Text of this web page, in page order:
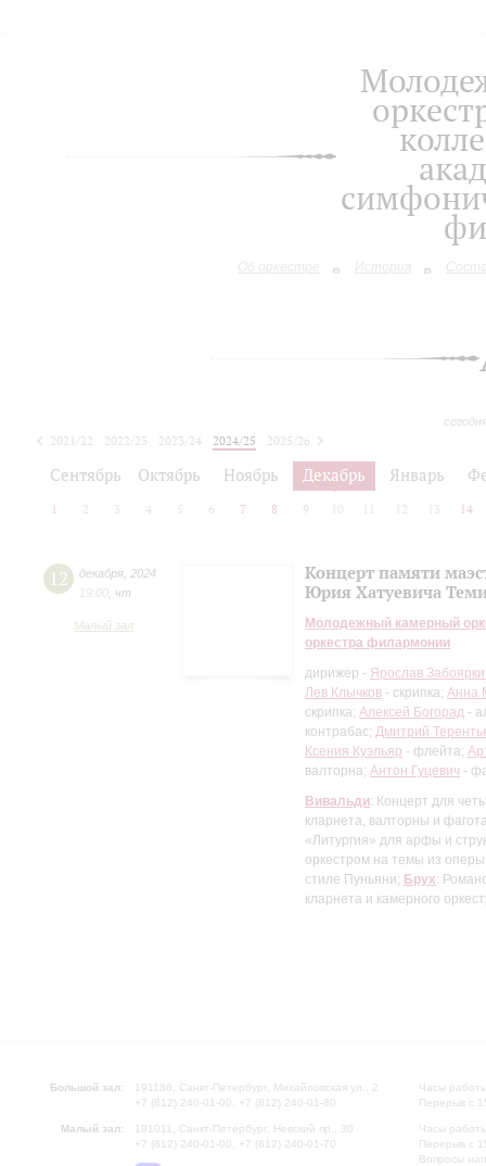
Об оркестре История
2021/22 2022/23 2023/24 2024/25
2025/26
Сентябрь Октябрь Ноябрь Декабрь Январь
1 2 3 4 5 6 7 8 9 10 12 13 14
12 декабря 2024
19:00 чт
Малый зал
Концерт памяти
Юрия Хатуевича
Молодежный камерный
оркестра филармонии
дирижер - Ярослав
Лев Клычков - скрипка; Анна
скрипка; Алексей Богорад -
контрабас; Дмитрий
Ксения Куэльяр - флейта;
валторна; Антон Гуцевич -
Вивальди: Концерт для
кларнета, валторны и
«Литургия» для арфы и
оркестром на темы из
стиле Пуньяни; Брух:
кларнета и камерного
Большой зал:
191186, Санкт-Петербург, Михайловская ул., 2
+7 (812) 240-01-00, +7 (812) 240-01-80
Малый зал:
191011, Санкт-Петербург, Невский пр., 30
+7 (812) 240-01-00, +7 (812) 240-01-70
Часы
Перерыв с
Часы
Перерыв с
Вопросы